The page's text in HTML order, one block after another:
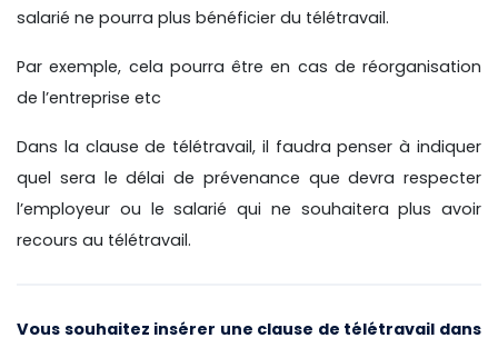
salarié ne pourra plus bénéficier du télétravail.
Par exemple, cela pourra être en cas de réorganisation
de l’entreprise etc
Dans la clause de télétravail, il faudra penser à indiquer
quel sera le délai de prévenance que devra respecter
l’employeur ou le salarié qui ne souhaitera plus avoir
recours au télétravail.
Vous souhaitez insérer une clause de télétravail dans